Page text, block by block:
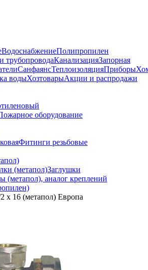
ВодоснабжениеПолипропилен
трубопроводаКанализацияЗапорная
СанфаянсТеплоизоляцияПриборы
водыХозтоварыАкции и распродажи
оборудование
Фитинги резьбовые
(метапол)Заглушки
(метапол), аналог креплений
х 16 (метапол) Европа